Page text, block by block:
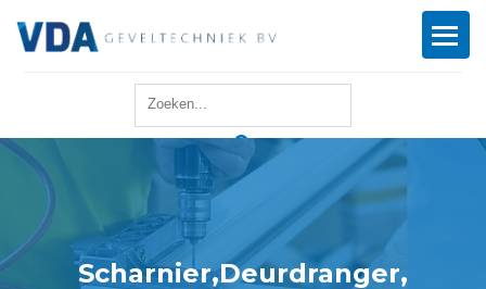
Reparatie
Onderhoud
Scharnier,Deurdranger,